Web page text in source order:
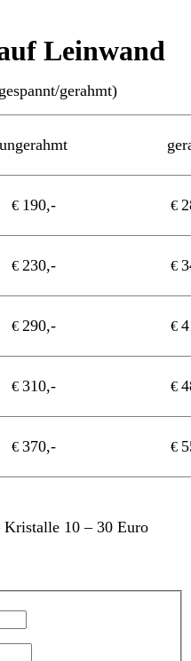
Leinwand
gerahmt)
ungerahmt
€ 190,- €
€ 230,- €
€ 290,- €
€ 310,- €
€ 370,- €
10 – 30 Euro